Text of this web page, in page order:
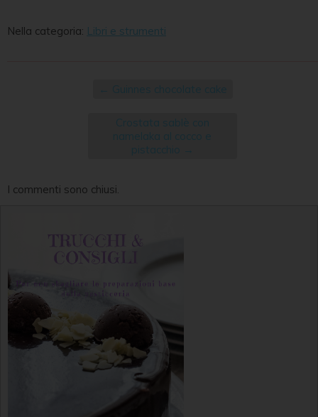
Nella categoria: Libri e strumenti
← Guinnes chocolate cake
Crostata sablè con
namelaka al cocco e
pistacchio
→
I commenti sono chiusi.